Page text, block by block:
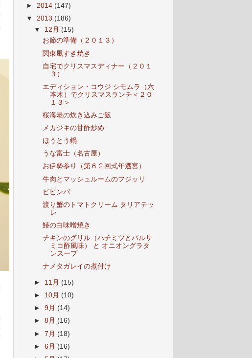
► 2014 (147)
▼ 2013 (186)
▼ 12月 (15)
お節の準備（２０１３）
関東風すき焼き
自宅でクリスマスディナー（２０１
３）
エディション・コウジ シモムラ（六
本木）でクリスマスランチ＜２０
１３＞
桜海老の炊き込みご飯
メカジキの甘酢炒め
ほうとう鍋
うな富士（名古屋）
お伊勢参り（第６２回式年遷宮）
牛肉とマッシュルームのフジッリ
ビビンパ
渡り蟹のトマトクリーム タリアテッ
レ
鰆の白味噌焼き
チキンのグリル（ハチミツとバルサ
ミコ酢風味） と オニオングラタ
ンスープ
ナメタガレイの煮付け
► 11月 (15)
► 10月 (10)
►9月 (14)
►8月 (16)
►7月 (18)
►6月 (16)